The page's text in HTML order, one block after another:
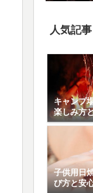
人気記事
キャンプ
楽しみ方
便利な
子供用日
び方と安